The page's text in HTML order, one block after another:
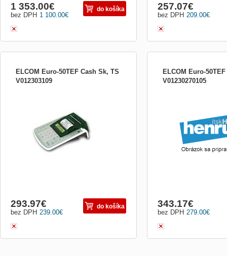
1 100.00€
bez DPH
1 353.00€ do košíka
209.00€
bez DPH
257.07€
ELCOM Euro-50TEF Cash Sk, TS
V012303109
sú povinní evidovať tržby za úhrady faktúr
v hotovosti. Použitie: •veľkoobchody
•výrobné prevádzky •prevádzky služieb:
239.00€
bez DPH
293.97€ do košíka
ELCOM Euro-
V01230270105
subjekty, ktorým vzniká
používať registračnú
2015. Kompaktnosť,
so 100 účtovnými
279.00€
bez DPH
343.17€